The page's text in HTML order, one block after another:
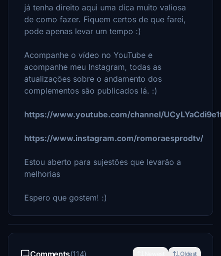
já tenha direito aqui uma dica muito valiosa
de como fazer. Fiquem certos de que farei,
pode apenas levar um tempo :)
Acompanhe o vídeo no YouTube e
acompanhe meu Instagram, todas as
atualizações sobre o andamento dos
complementos são publicados lá. :)
https://www.youtube.com/channel/
https://www.instagram.com/romoraesprodtv/
Estou aberto para sujestões que levarão a
melhorias
Espero que gostem! :)
Comments(114) Oldest